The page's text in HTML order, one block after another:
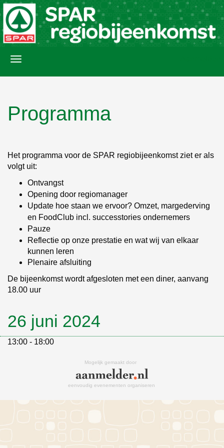
Programma
Het programma voor de SPAR regiobijeenkomst ziet er als
volgt uit:
Ontvangst
Opening door regiomanager
Update hoe staan we ervoor? Omzet, margederving
en FoodClub incl. successtories ondernemers
Pauze
Reflectie op onze prestatie en wat wij van elkaar
kunnen leren
Plenaire afsluiting
De bijeenkomst wordt afgesloten met een diner, aanvang
18.00 uur
26 juni 2024
13:00 - 18:00
Mogelijk gemaakt door
eenvoudig evenementen organiseren